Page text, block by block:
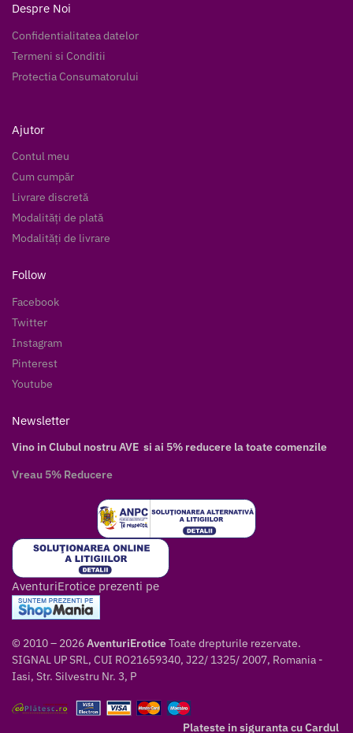
Despre Noi
Confidentialitatea datelor
Termeni si Conditii
Protectia Consumatorului
Ajutor
Contul meu
Cum cumpăr
Livrare discretă
Modalități de plată
Modalități de livrare
Follow
Facebook
Twitter
Instagram
Pinterest
Youtube
Newsletter
Vino in Clubul nostru AVE si ai 5% reducere la toate comenzile
Vreau 5% Reducere
AventuriErotice prezenti pe
© 2010 – 2026AventuriEroticeToate drepturile rezervate.
SIGNAL UP SRL, CUI RO21659340, J22/ 1325/ 2007, Romania -
Iasi, Str. Silvestru Nr. 3, P
Plateste in siguranta cu Cardul